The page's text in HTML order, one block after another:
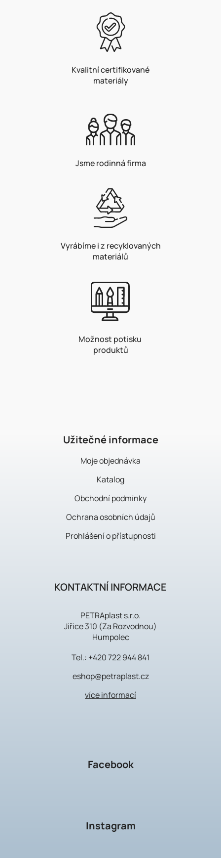
Kvalitní certifikované
materiály
Jsme rodinná firma
Vyrábíme i z recyklovaných
materiálů
Možnost potisku
produktů
Užitečné informace
Moje objednávka
Katalog
Obchodní podmínky
Ochrana osobních údajů
Prohlášení o přístupnosti
KONTAKTNÍ INFORMACE
PETRAplast s.r.o.
Jiřice 310 (Za Rozvodnou)
Humpolec
Tel.: +420 722 944 841
eshop@petraplast.cz
více informací
Facebook
Instagram